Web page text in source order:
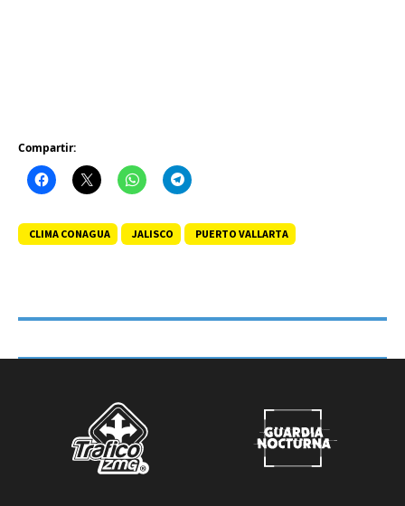
Compartir:
CLIMA CONAGUA JALISCO PUERTO VALLARTA